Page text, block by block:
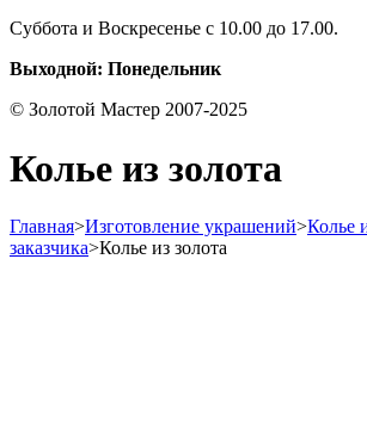
Суббота и Воскресенье с 10.00 до 17.00.
Выходной: Понедельник
© Золотой Мастер 2007-2025
Колье из золота
Главная>Изготовление украшений>Колье
заказчика>Колье из золота